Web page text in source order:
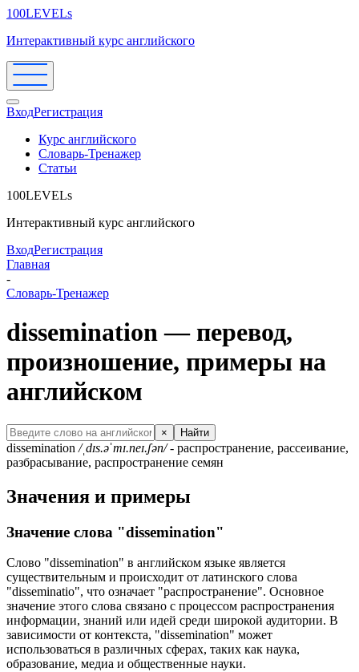
100LEVELs
Интерактивный курс английского
ВходРегистрация
Курс английского
Словарь-Тренажер
Статьи
100LEVELs
Интерактивный курс английского
ВходРегистрация
Главная
-
Словарь-Тренажер
dissemination — перевод,
произношение, примеры на
английском
× Найти
dissemination /ˌdɪs.əˈmɪ.neɪ.ʃən/- распространение, рассеивание,
разбрасывание, распространение семян
Значения и примеры
Значение слова "dissemination"
Слово "dissemination" в английском языке является
существительным и происходит от латинского слова
"disseminatio", что означает "распространение". Основное
значение этого слова связано с процессом распространения
информации, знаний или идей среди широкой аудитории. В
зависимости от контекста, "dissemination" может
использоваться в различных сферах, таких как наука,
образование, медиа и общественные науки.